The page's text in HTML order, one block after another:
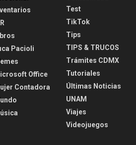
Pacioli
Office
Contadora
Test
TikTok
Tips
TIPS & TRUCOS
Trámites CDMX
Tutoriales
Últimas Noticias
UNAM
Viajes
Videojuegos